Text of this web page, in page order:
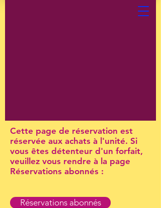
Cette page de réservation est
réservée aux achats à l'unité. Si
vous êtes détenteur d'un forfait,
veuillez vous rendre à la page
Réservations abonnés :
Réservations abonnés